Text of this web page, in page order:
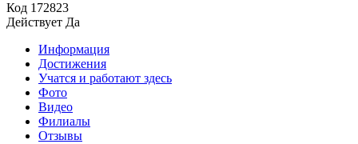
Код 172823
Действует Да
Информация
Достижения
Учатся и работают здесь
Фото
Видео
Филиалы
Отзывы